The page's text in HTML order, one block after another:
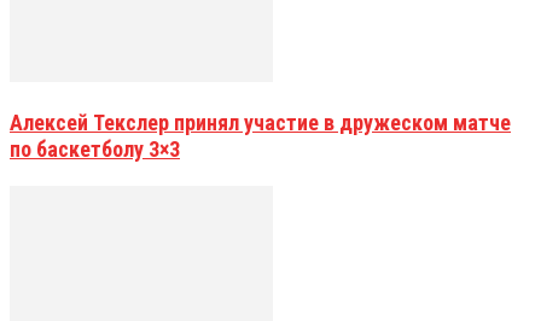
Алексей Текслер принял участие в дружеском матче
по баскетболу 3×3